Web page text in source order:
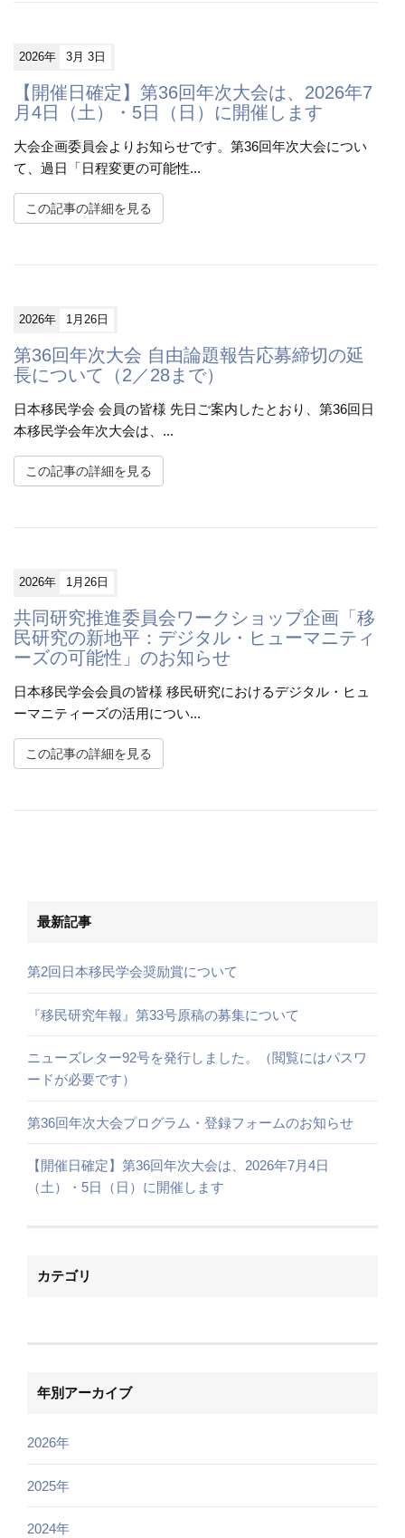
2026年 3月 3日
【開催日確定】第36回年次大会は、2026年7
月4日（土）・5日（日）に開催します
大会企画委員会よりお知らせです。第36回年次大会につい
て、過日「日程変更の可能性...
この記事の詳細を見る
2026年 1月26日
第36回年次大会 自由論題報告応募締切の延
長について（2／28まで）
日本移民学会 会員の皆様 先日ご案内したとおり、第36回日
本移民学会年次大会は、...
この記事の詳細を見る
2026年 1月26日
共同研究推進委員会ワークショップ企画「移
民研究の新地平：デジタル・ヒューマニティ
ーズの可能性」のお知らせ
日本移民学会会員の皆様 移民研究におけるデジタル・ヒュ
ーマニティーズの活用につい...
この記事の詳細を見る
最新記事
第2回日本移民学会奨励賞について
『移民研究年報』第33号原稿の募集について
ニューズレター92号を発行しました。（閲覧にはパスワ
ードが必要です）
第36回年次大会プログラム・登録フォームのお知らせ
【開催日確定】第36回年次大会は、2026年7月4日
（土）・5日（日）に開催します
カテゴリ
年別アーカイブ
2026年
2025年
2024年